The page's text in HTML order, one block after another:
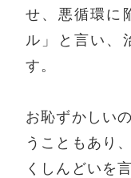
せ、悪循環に
ル」と言い、
す。
お恥ずかしい
うこともあり
くしんどいを